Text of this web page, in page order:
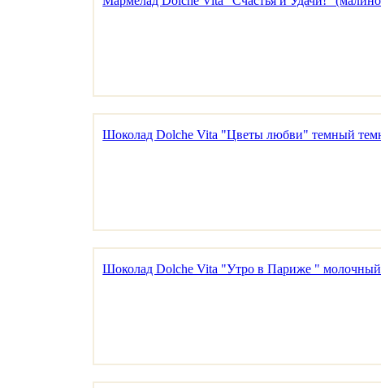
Шоколад Dolche Vita "Цветы любви" темный
Шоколад Dolche Vita "Утро в Париже "